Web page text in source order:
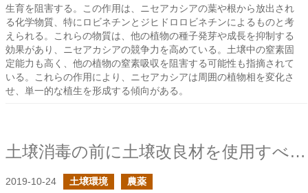
生育を阻害する。この作用は、ニセアカシアの葉や根から放出され
る化学物質、特にロビネチンとジヒドロロビネチンによるものと考
えられる。これらの物質は、他の植物の種子発芽や成長を抑制する
効果があり、ニセアカシアの競争力を高めている。土壌中の窒素固
定能力も高く、他の植物の窒素吸収を阻害する可能性も指摘されて
いる。これらの作用により、ニセアカシアは周囲の植物相を変化さ
せ、単一的な植生を形成する傾向がある。
土壌消毒の前に土壌改良材を使用すべきか？
2019-10-24 土壌環境 農薬